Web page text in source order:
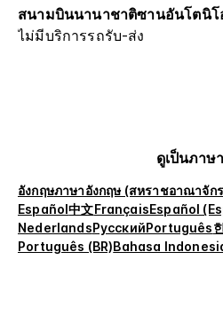
สนามบินนานาชาติซานอันโตนิโ
ไม่มีบริการรถรับ-ส่ง
ดูเป็นภาษ
อังกฤษภาษาอังกฤษ (สหราชอาณาจัก
Español中文FrançaisEspañol
NederlandsРусскийPortuguês
Português (BR)Bahasa